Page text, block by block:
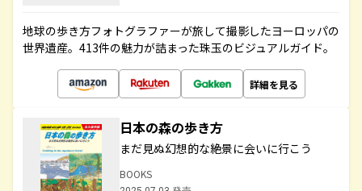
地球の歩き方フォトグラファーが旅して撮影したヨーロッパの
世界遺産。413件の魅力が詰まった珠玉のビジュアルガイド。
詳細を見る
日本の森の歩き方
まだ見ぬ幻想的な絶景に会いに行こう
BOOKS